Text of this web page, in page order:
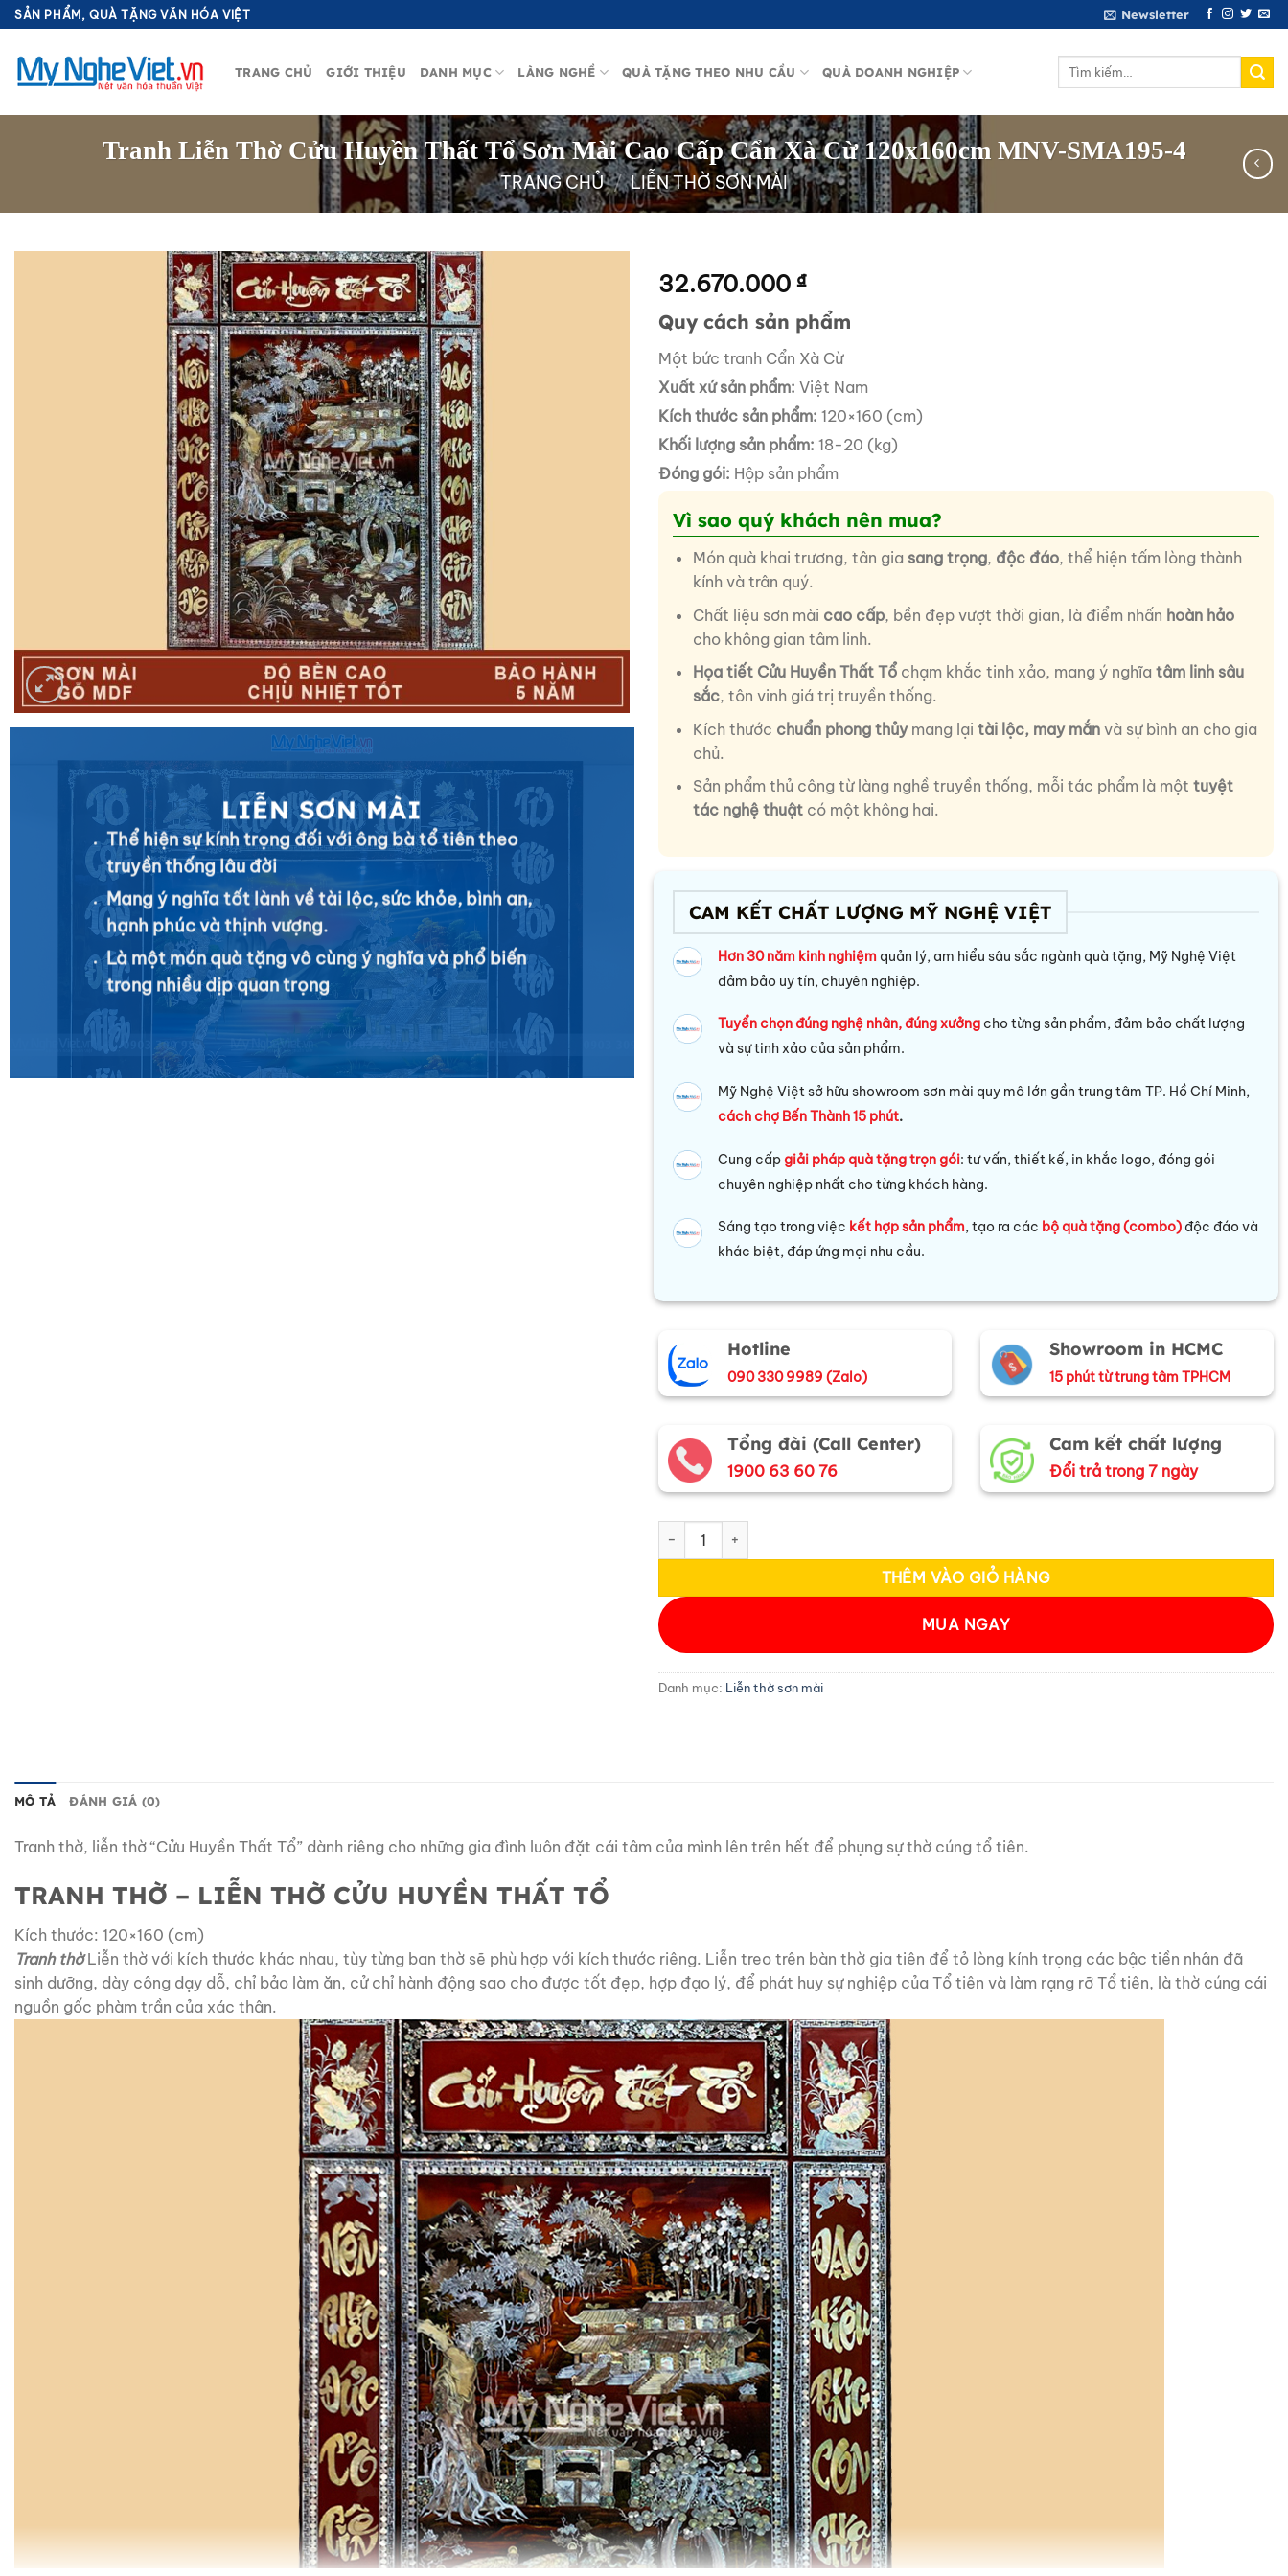
Bỏ
qua
nội
dung
SẢN PHẨM, QUÀ TẶNG VĂN HÓA VIỆT Newsletter
TRANG CHỦ GIỚI THIỆU DANH MỤC LÀNG NGHỀ QUÀ TẶNG THEO NHU CẦU QUÀ DOANH NGHIỆP
Tìm
Tranh Liễn Thờ Cửu Huyền Thất Tổ Sơn Mài Cao Cấp Cẩn Xà Cừ 120x160cm MNV-SMA195-4
TRANG CHỦ / LIỄN THỜ SƠN MÀI
LIỄN SƠN MÀI
Thể hiện sự kính trọng đối với ông bà tổ tiên theo
truyền thống lâu đời
Mang ý nghĩa tốt lành về tài lộc, sức khỏe, bình an,
hạnh phúc và thịnh vượng.
Là một món quà tặng vô cùng ý nghĩa và phổ biến
trong nhiều dịp quan trọng
32.670.000 ₫
Quy cách sản phẩm
Một bức tranh Cẩn Xà Cừ
Xuất xứ sản phẩm: Việt Nam
Kích thước sản phẩm: 120×160 (cm)
Khối lượng sản phẩm: 18-20 (kg)
Đóng gói: Hộp sản phẩm
Vì sao quý khách nên mua?
Món quà khai trương, tân gia sang trọng, độc đáo, thể hiện tấm lòng thành
kính và trân quý.
Chất liệu sơn mài cao cấp, bền đẹp vượt thời gian, là điểm nhấn hoàn hảo
cho không gian tâm linh.
Họa tiết Cửu Huyền Thất Tổchạm khắc tinh xảo, mang ý nghĩa tâm linh sâu
sắc, tôn vinh giá trị truyền thống.
Kích thước chuẩn phong thủymang lại tài lộc, may mắnvà sự bình an cho gia
chủ.
Sản phẩm thủ công từ làng nghề truyền thống, mỗi tác phẩm là một tuyệt
tác nghệ thuậtcó một không hai.
CAM KẾT CHẤT LƯỢNG MỸ NGHỆ VIỆT
Hơn 30 năm kinh nghiệm quản lý, am hiểu sâu sắc ngành quà tặng, Mỹ Nghệ Việt
đảm bảo uy tín, chuyên nghiệp.
Tuyển chọn đúng nghệ nhân, đúng xưởng cho từng sản phẩm, đảm bảo chất lượng
và sự tinh xảo của sản phẩm.
Mỹ Nghệ Việt sở hữu showroom sơn mài quy mô lớn gần trung tâm TP. Hồ Chí Minh,
cách chợ Bến Thành 15 phút.
Cung cấpgiải pháp quà tặng trọn gói: tư vấn, thiết kế, in khắc logo, đóng gói
chuyên nghiệp nhất cho từng khách hàng.
Sáng tạo trong việc kết hợp sản phẩm, tạo ra các bộ quà tặng (combo) độc đáo và
khác biệt, đáp ứng mọi nhu cầu.
Hotline
090 330 9989 (Zalo)
Showroom in HCMC
15 phút từ trung tâm TPHCM
Tổng đài (Call Center)
1900 63 60 76
Cam kết chất lượng
Đổi trả trong 7 ngày
THÊM VÀO GIỎ HÀNG
MUA NGAY
Danh mục: Liễn thờ sơn mài
MÔ TẢ ĐÁNH GIÁ (0)
Tranh thờ, liễn thờ “Cửu Huyền Thất Tổ” dành riêng cho những gia đình luôn đặt cái tâm của mình lên trên hết để phụng sự thờ cúng tổ tiên.
TRANH THỜ – LIỄN THỜ CỬU HUYỀN THẤT TỔ
Kích thước: 120×160 (cm)
Tranh thờLiễn thờ với kích thước khác nhau, tùy từng ban thờ sẽ phù hợp với kích thước riêng. Liễn treo trên bàn thờ gia tiên để tỏ lòng kính trọng các bậc tiền nhân đã
sinh dưỡng, dày công dạy dỗ, chỉ bảo làm ăn, cử chỉ hành động sao cho được tốt đẹp, hợp đạo lý, để phát huy sự nghiệp của Tổ tiên và làm rạng rỡ Tổ tiên, là thờ cúng cái
nguồn gốc phàm trần của xác thân.